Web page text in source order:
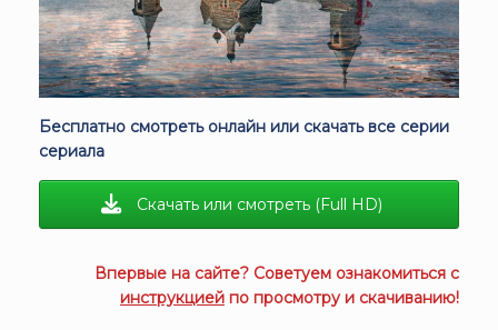
Бесплатно смотреть онлайн или скачать все серии
сериала
Скачать или смотреть (Full HD)
Впервые на сайте? Советуем ознакомиться с
инструкцией по просмотру и скачиванию!